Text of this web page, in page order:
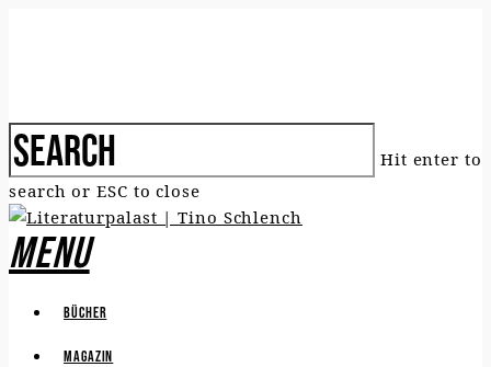
Hit enter to
search or ESC to close
Menu
Bücher
Magazin